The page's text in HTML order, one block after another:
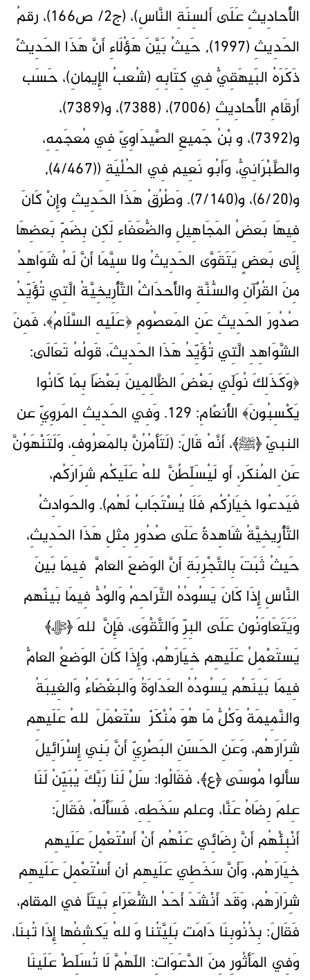
الأَحادِيثِ عَلَى أَلسِنَةِ النَّاسِ)، (ج2/ ص166)، رقمُ
الحَدِيثِ (1997), حَيثُ بَيَّنَ هَؤُلَاءِ أَنَّ هَذَا الحَدِيثً
ذَكَرَهُ البَيهَقِيُّ فِي كِتَابِهِ (شُعبُ الإِيمانِ)، حَسَب
أَرقَامِ الأَحادِيثِ (7006)، (7388)، و(7389)،
و(7392)، وٱبْنُ جَميعِ الصَّيدَاوِيّ فِي مُعجَمِهِ،
والطَّبْرَانِيُّ، وَأَبُو نَعِيم فِي الحُلْيَةِ ((4/467),
و(6/20)، و(7/140). وَطُرُقُ هَذَا الحَدِيثِ وإِنْ كَانَ
فِيهَا بَعضُ المَجَاهِيلِ والضُّعَفَاءِ لَكِن بِضَمِّ بَعضِهَا
إِلَى بَعضٍ يَتَقَوَّى الحَدِيثُ ولا سِيَّمَا أَنَّ لَهُ شَوَاهِدُ
مِنَ القُرْآنِ والسُّنَّةِ والأَحدَاثُ التَّأْرِيخِيَّةُ الَّتِي تُؤَيِّدُ
صُدُورَ الحَدِيثِ عَنِ المَعصُومِ ﴿عَلَيهِ السَّلَامُ﴾، فَمِنَ
الشَّوَاهِدِ الَّتِي تُؤَيِّدُ هَذَا الحَدِيثَ، قَولُهُ تَعَالَى:
﴿وَكَذَلِكَ نُوَلِّي بَعْضَ الظَّالِمِينَ بَعْضَاً بِمَا كَانُوا
يَكْسِبُونَ﴾ الأَنعًامِ: 129. وَفِي الحَدِيثِ المَروِيِّ عن
النبيّ ﴿ﷺ﴾، أَنَّهُ قَالَ: (لَتَأمُرُنَّ بالمَعرُوفِ، وَلَتَنْهَوُنَّ
عَن ِالمُنكَر،ِ أَو لَيُسَلِّطُنَّ ٱللهُ عَلَيكُم شِرَارَكُم،
فَيَدعُوا خِيَارُكُم فَلَا يُسْتَجَابُ لَهُم). والحَوادِثُ
التَّأْرِيخِيَّةُ شَاهِدةٌ عَلَى صُدُورِ مِثلِ هَذَا الحَدِيثِ،
حَيثُ ثَبَتَ بِالتَّجْرِبَةِ أَنَّ الوَضعَ العامَّ فِيمَا بَينَ
النَّاسِ إِذَا كَانَ يَسُودُهُ التَّرَاحِمُ وَالوُدُّ فِيمَا بَينًهم
وَيَتَعَاوَنُون عَلَى البِرِّ وَالتَّقْوَى، فَإِنَّ ٱللهَ ﴿ﷻ﴾
يَستَعْمِلُ عَلَيهِم خِيَارَهُم، وَإِذَا كَانَ الوَضعُ العامُّ
فِيمَا بَينَهُم يَسُودُهُ العَدَاوَةُ وَالبَغْضَاءُ وَالغِيبَةُ
والنَّمِيمَةُ وَكُلُّ مَا هُوَ مُنْكَرٌ ٱسْتَعْمَلَ ٱللهُ عَلَيهِم
شِرَارَهُم، وَعَنِ الحَسَنِ البَصْرِيِّ أَنَّ بَنِي إِسْرَائِيلَ
سألوا مُوسَى ﴿ع﴾، فَقَالُوا: سَلْ لَنَا رَبَّكَ يُبَيِّنُ لَنَا
عِلمَ رِضَاهُ عَنَّا، وعلم سَخَطِهِ، فَسَأَلَهُ، فَقَالَ:
أَنْبِئْهُم أَنَّ رِضَائِي عَنْهُم أَنْ أَسْتَعْمِلَ عَلَيهِم
خِيَارَهُم، وَأَنَّ سَخَطِي عَلَيهِم أن أَسْتَعْمِلَ عَلَيهِم
شِرَارَهُم، وَقَد أَنْشَدَ أَحَدُ الشُّعَرَاءِ بَيتَاً في المقام،
فَقَالَ: بِذُنُوبِنَا دَامَت بَلِيَّتُنا وَٱللهُ يَكشِفُها إِذَا تُبنَا،
وَفِي المَأثُورِ مِنَ الدَّعَوَاتِ: اللّهُمَّ لَا تُسَلِّطْ عَلَينَا